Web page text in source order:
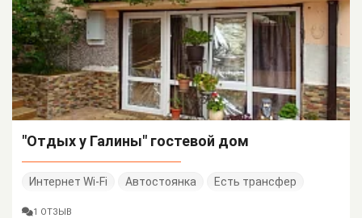
"Отдых у Галины" гостевой дом
Интернет Wi-Fi Автостоянка Есть трансфер
1 ОТЗЫВ